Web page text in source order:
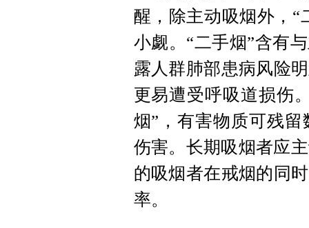
醒，除主动吸烟外，“
小觑。“二手烟”含有
露人群肺部患病风险
更易遭受呼吸道损伤
烟”，有害物质可残留
伤害。长期吸烟者应
的吸烟者在戒烟的同
率。